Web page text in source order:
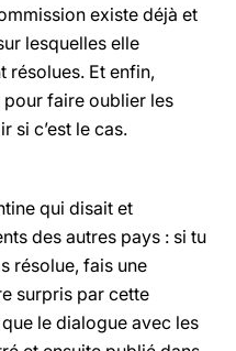
existe déjà et
lesquelles elle
résolues. Et enfin,
faire oublier les
si c’est le cas.
qui disait et
des autres pays : si tu
résolue, fais une
surpris par cette
le dialogue avec les